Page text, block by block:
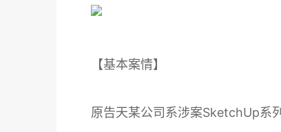
【基本案情】
原告天某公司系涉案SketchUp系